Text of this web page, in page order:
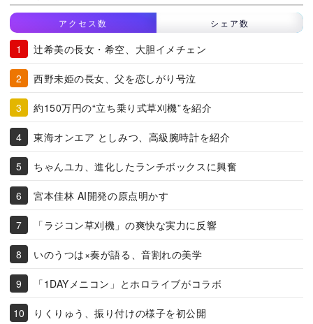
アクセス数 シェア数
辻希美の長女・希空、大胆イメチェン
西野未姫の長女、父を恋しがり号泣
約150万円の“立ち乗り式草刈機”を紹介
東海オンエア としみつ、高級腕時計を紹介
ちゃんユカ、進化したランチボックスに興奮
宮本佳林 AI開発の原点明かす
「ラジコン草刈機」の爽快な実力に反響
いのうつは×奏が語る、音割れの美学
「1DAYメニコン」とホロライブがコラボ
りくりゅう、振り付けの様子を初公開